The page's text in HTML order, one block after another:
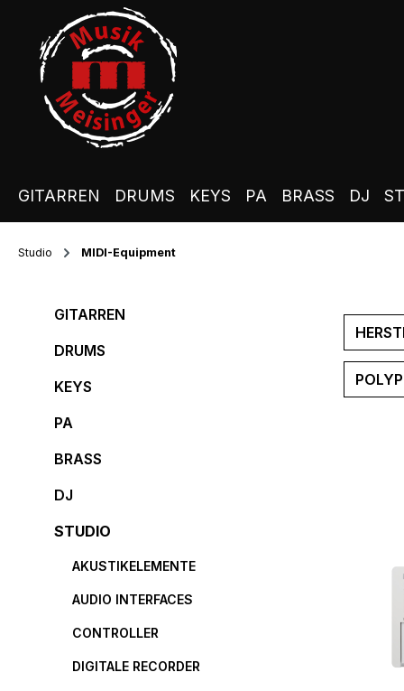
Hauptinhalt springen
Zur Suche springen
Zur Hauptnavigation springen
GITARREN DRUMS KEYS PA BRASS DJ
Studio MIDI-Equipment
GITARREN
DRUMS
KEYS
PA
BRASS
DJ
STUDIO
AKUSTIKELEMENTE
AUDIO INTERFACES
CONTROLLER
DIGITALE RECORDER